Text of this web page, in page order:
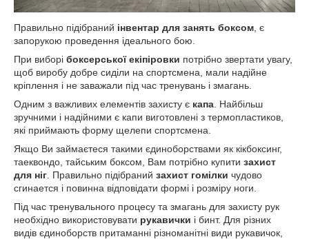
Правильно підібраний інвентар для занять боксом , є
запорукою проведення ідеального бою.
При виборі боксерської екіпіровки потрібно звертати увагу,
щоб виробу добре сиділи на спортсмена, мали надійне
кріплення і не заважали під час тренувань і змагань.
Одним з важливих елементів захисту є капа . Найбільш
зручними і надійними є капи виготовлені з термопластиков,
які приймають форму щелепи спортсмена.
Якщо Ви займаєтеся такими єдиноборствами як кікбоксинг,
таеквондо, тайським боксом, Вам потрібно купити захист
для ніг . Правильно підібраний захист гомілки чудово
сгинается і повинна відповідати формі і розміру ноги.
Під час тренувального процесу та змагань для захисту рук
необхідно використовувати рукавички і бинт. Для різних
видів єдиноборств притаманні різноманітні види рукавичок,